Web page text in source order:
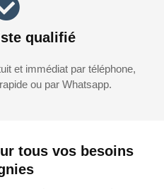
tous vos besoins
qualifié
et immédiat par téléphone,
ou par Whatsapp.